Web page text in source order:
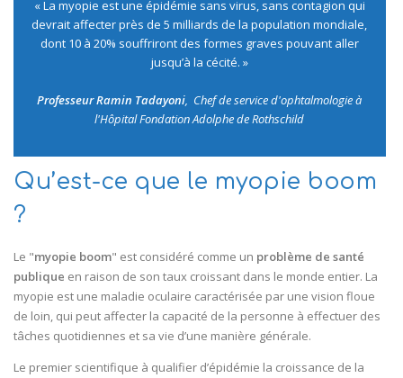
INSTAGRAM
09 72 16 37 67
« La myopie est une épidémie sans virus, sans contagion qui
devrait affecter près de 5 milliards de la population mondiale,
dont 10 à 20% souffriront des formes graves pouvant aller
jusqu’à la cécité. »
Professeur Ramin Tadayoni, Chef de service d'ophtalmologie à
l'Hôpital Fondation Adolphe de Rothschild
Qu’est-ce que le myopie boom
?
Le "myopie boom" est considéré comme un problème de santé
publique en raison de son taux croissant dans le monde entier. La
myopie est une maladie oculaire caractérisée par une vision floue
de loin, qui peut affecter la capacité de la personne à effectuer des
tâches quotidiennes et sa vie d’une manière générale.
Le premier scientifique à qualifier d’épidémie la croissance de la